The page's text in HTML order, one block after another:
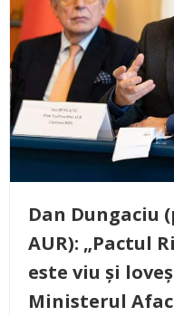
Dan Dungaciu
AUR): „Pactul
este viu și
Ministerul